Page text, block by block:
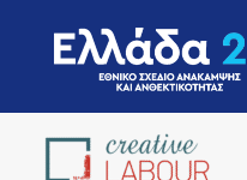
περιεχόμενο